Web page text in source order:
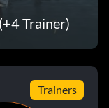
Trainer)
Trainers